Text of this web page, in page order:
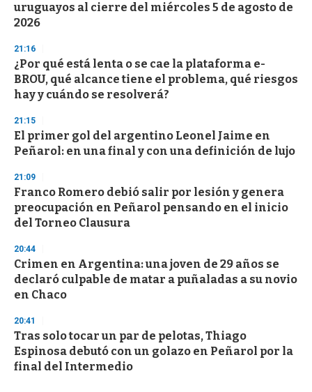
uruguayos al cierre del miércoles 5 de agosto de
2026
21:16
¿Por qué está lenta o se cae la plataforma e-
BROU, qué alcance tiene el problema, qué riesgos
hay y cuándo se resolverá?
21:15
El primer gol del argentino Leonel Jaime en
Peñarol: en una final y con una definición de lujo
21:09
Franco Romero debió salir por lesión y genera
preocupación en Peñarol pensando en el inicio
del Torneo Clausura
20:44
Crimen en Argentina: una joven de 29 años se
declaró culpable de matar a puñaladas a su novio
en Chaco
20:41
Tras solo tocar un par de pelotas, Thiago
Espinosa debutó con un golazo en Peñarol por la
final del Intermedio